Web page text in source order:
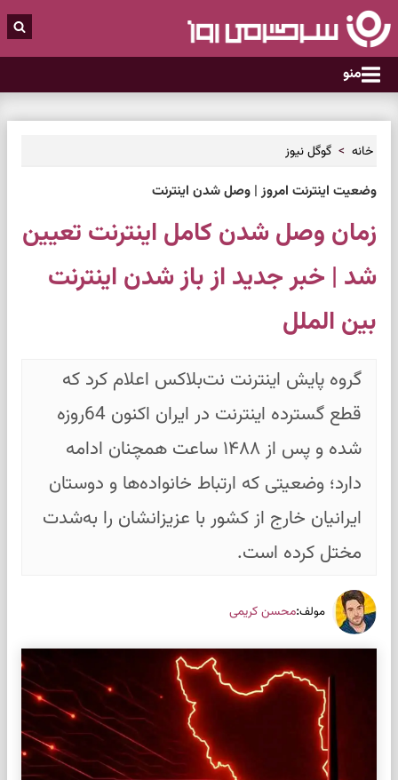
منو
خانه گوگل نیوز
وضعیت اینترنت امروز | وصل شدن اینترنت
زمان وصل شدن کامل اینترنت تعیین
شد | خبر جدید از باز شدن اینترنت
بین الملل
گروه پایش اینترنت نت‌بلاکس اعلام کرد که
قطع گسترده اینترنت در ایران اکنون 64روزه
شده و پس از ۱۴۸۸ ساعت همچنان ادامه
دارد؛ وضعیتی که ارتباط خانواده‌ها و دوستان
ایرانیان خارج از کشور با عزیزانشان را به‌شدت
مختل کرده است.
مولف:محسن کریمی